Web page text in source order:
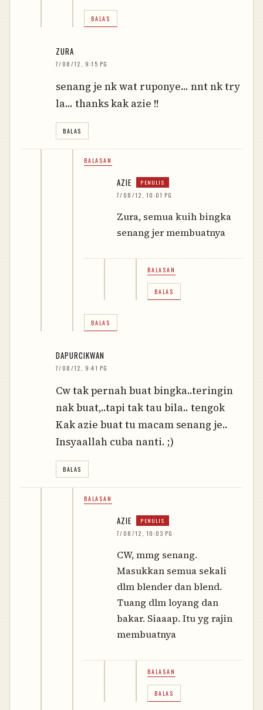
BALAS
ZURA
7/08/12, 9:15 PG
senang je nk wat ruponye... nnt nk try
la... thanks kak azie !!
BALAS
BALASAN
AZIE
7/08/12, 10:01 PG
Zura, semua kuih bingka
senang jer membuatnya
BALASAN
BALAS
BALAS
DAPURCIKWAN
7/08/12, 9:41 PG
Cw tak pernah buat bingka..teringin
nak buat,..tapi tak tau bila.. tengok
Kak azie buat tu macam senang je..
Insyaallah cuba nanti. ;)
BALAS
BALASAN
AZIE
7/08/12, 10:03 PG
CW, mmg senang.
Masukkan semua sekali
dlm blender dan blend.
Tuang dlm loyang dan
bakar. Siaaap. Itu yg rajin
membuatnya
BALASAN
BALAS